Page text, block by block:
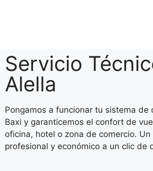
Servicio
Alella
Pongamos a funcionar tu sistema de
Baxi y garanticemos el confort de
oficina, hotel o zona de comercio.
profesional y económico a un clic de